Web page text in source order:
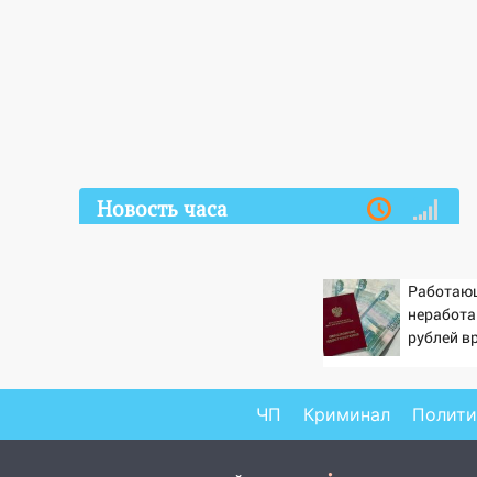
Новость часа
В Ульяновске за один
день обокрали женщину на
пляже и подростка в сквере
мужчина выбросил из машины
страйкбольную гранату: его
задержали
рублей
ЧП Криминал